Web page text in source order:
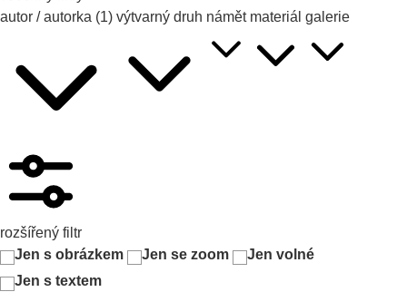
autor / autorka (1) výtvarný druh námět materiál galerie
rozšířený filtr
Jen s obrázkem
Jen se zoom
Jen volné
Jen s textem